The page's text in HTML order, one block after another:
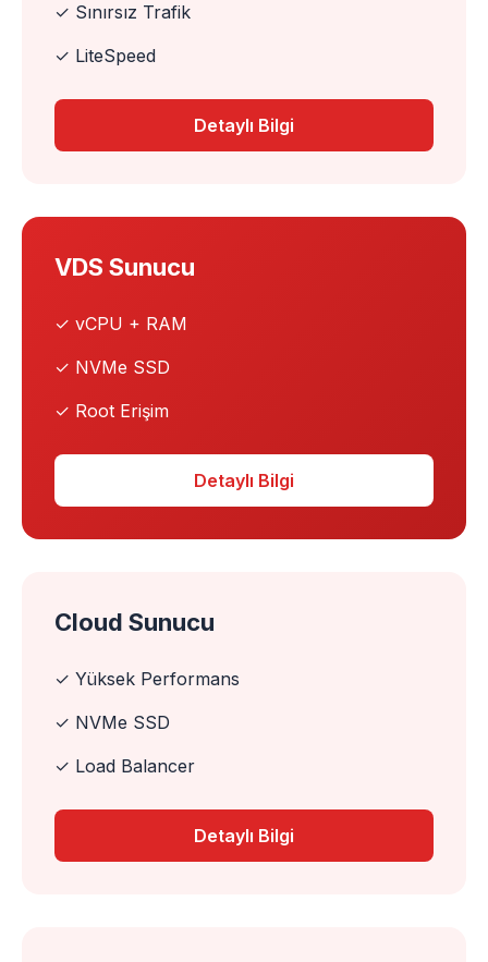
✓ Sınırsız Trafik
✓ LiteSpeed
Detaylı Bilgi
VDS Sunucu
✓ vCPU + RAM
✓ NVMe SSD
✓ Root Erişim
Detaylı Bilgi
Cloud Sunucu
✓ Yüksek Performans
✓ NVMe SSD
✓ Load Balancer
Detaylı Bilgi